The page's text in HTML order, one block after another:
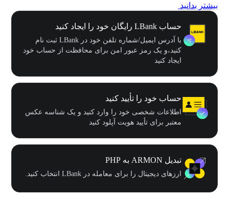
بیشتر بدانید
حساب LBank رایگان خود را ایجاد کنید
با آدرس ایمیل/شماره تلفن خود در LBank ثبت نام
کنید،و یک رمز عبور امن برای محافظت از حساب خود
ایجاد کنید
حساب خود را تأیید کنید
اطلاعات شخصی خود را وارد کنید و یک شناسه عکس
معتبر برای تأیید هویت آپلود کنید
تبدیل ARMON به PHP
ارزهای دیجیتال را برای معامله در LBank انتخاب کنید.